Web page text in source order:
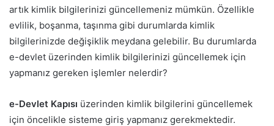
artık kimlik bilgilerinizi güncellemeniz mümkün. Özellikle
evlilik, boşanma, taşınma gibi durumlarda kimlik
bilgilerinizde değişiklik meydana gelebilir. Bu durumlarda
e-devlet üzerinden kimlik bilgilerinizi güncellemek için
yapmanız gereken işlemler nelerdir?
e-Devlet Kapısı üzerinden kimlik bilgilerini güncellemek
için öncelikle sisteme giriş yapmanız gerekmektedir.